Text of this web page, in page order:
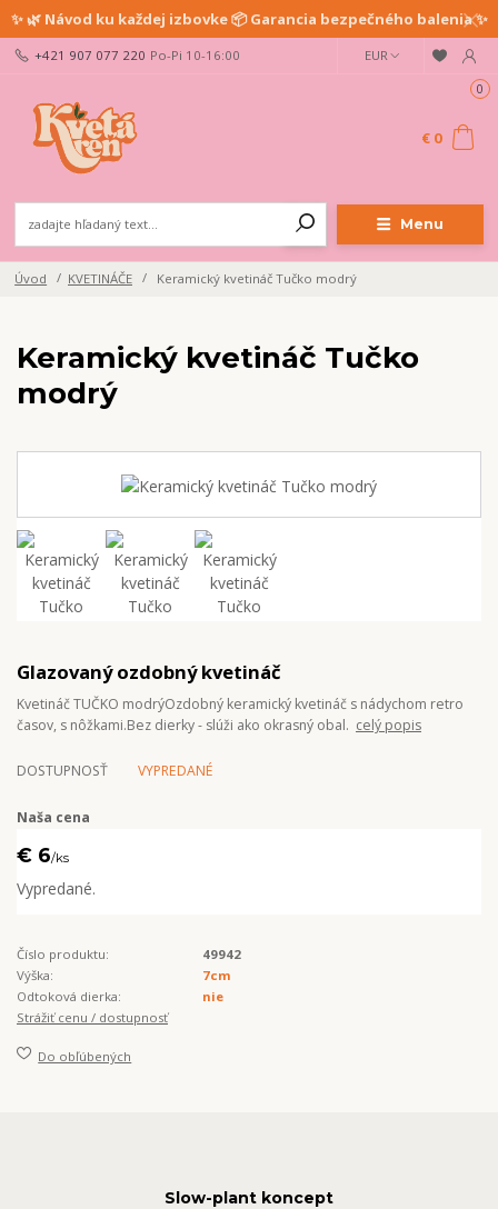
✨ 🌿 Návod ku každej izbovke 📦 Garancia bezpečného balenia ✨
Menu
EUR
+421 907 077 220 Po-Pi 10-16:00
0
€ 0
Úvod KVETINÁČE Keramický kvetináč Tučko modrý
Keramický kvetináč Tučko
modrý
Glazovaný ozdobný kvetináč
Kvetináč TUČKO modrýOzdobný keramický kvetináč s nádychom retro
časov, s nôžkami.Bez dierky - slúži ako okrasný obal. celý popis
DOSTUPNOSŤ VYPREDANÉ
Naša cena
€ 6/ks
Vypredané.
Číslo produktu:
49942
Výška:
7cm
Odtoková dierka:
nie
Strážiť cenu / dostupnosť
Do obľúbených
Slow-plant koncept